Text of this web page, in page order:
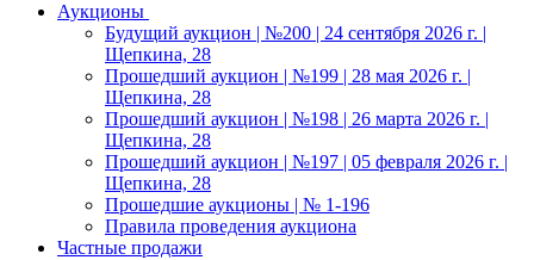
Аукционы
Будущий аукцион | №200 | 24 сентября 2026 г. |
Щепкина, 28
Прошедший аукцион | №199 | 28 мая 2026 г. |
Щепкина, 28
Прошедший аукцион | №198 | 26 марта 2026 г. |
Щепкина, 28
Прошедший аукцион | №197 | 05 февраля 2026 г. |
Щепкина, 28
Прошедшие аукционы | № 1-196
Правила проведения аукциона
Частные продажи